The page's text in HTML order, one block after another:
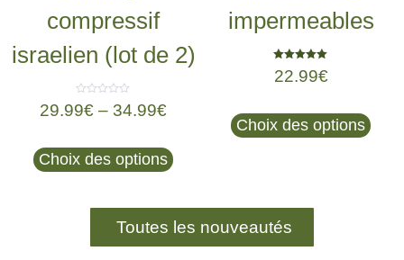
compressif
israelien (lot de 2)
Note
0
29.99€ – 34.99€
Choix des options
impermeables
Note
5.00
22.99€
Choix des options
Toutes les nouveautés